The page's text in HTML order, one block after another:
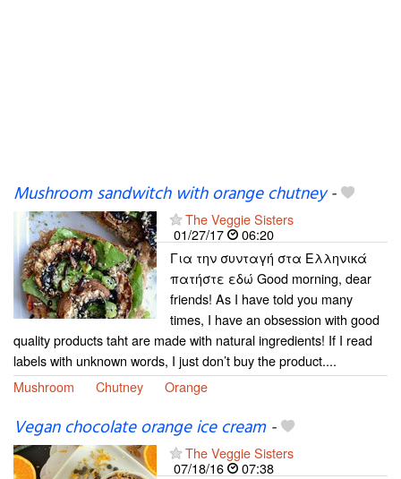
Mushroom sandwitch with orange chutney-
The Veggie Sisters
01/27/17
06:20
Για την συνταγή στα Ελληνικά
πατήστε εδώ Good morning, dear
friends! As I have told you many
times, I have an obsession with good
quality products taht are made with natural ingredients! If I read
labels with unknown words, I just don’t buy the product....
Mushroom
Chutney Orange
Vegan chocolate orange ice cream-
The Veggie Sisters
07/18/16
07:38